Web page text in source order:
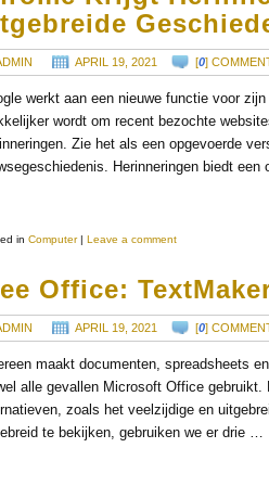
APRIL 19, 2021 [0]
werkt aan een nieuwe functie voor
wordt om recent bezochte
Zie het als een opgevoerde
Herinneringen biedt
in Computer | Leave a comment
Office:
APRIL 19, 2021 [0]
maakt documenten, spreadsheets
alle gevallen Microsoft Office
zoals het veelzijdige en
te bekijken, gebruiken we er drie …